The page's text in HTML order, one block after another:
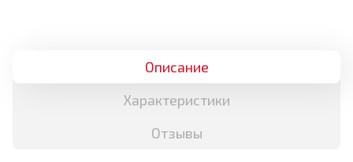
Описание
Характеристики
Отзывы